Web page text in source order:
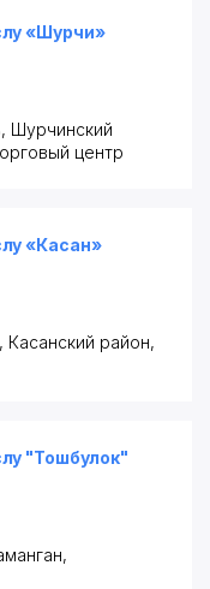
«Шурчи»
Шурчинский
центр
«Касан»
Касанский район,
"Тошбулок"